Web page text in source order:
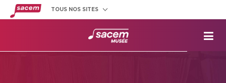
TOUS NOS SITES